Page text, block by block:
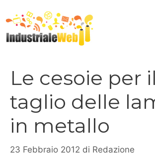
al
contenuto
Le cesoie per il
taglio delle
in metallo
23 Febbraio 2012 di Redazione